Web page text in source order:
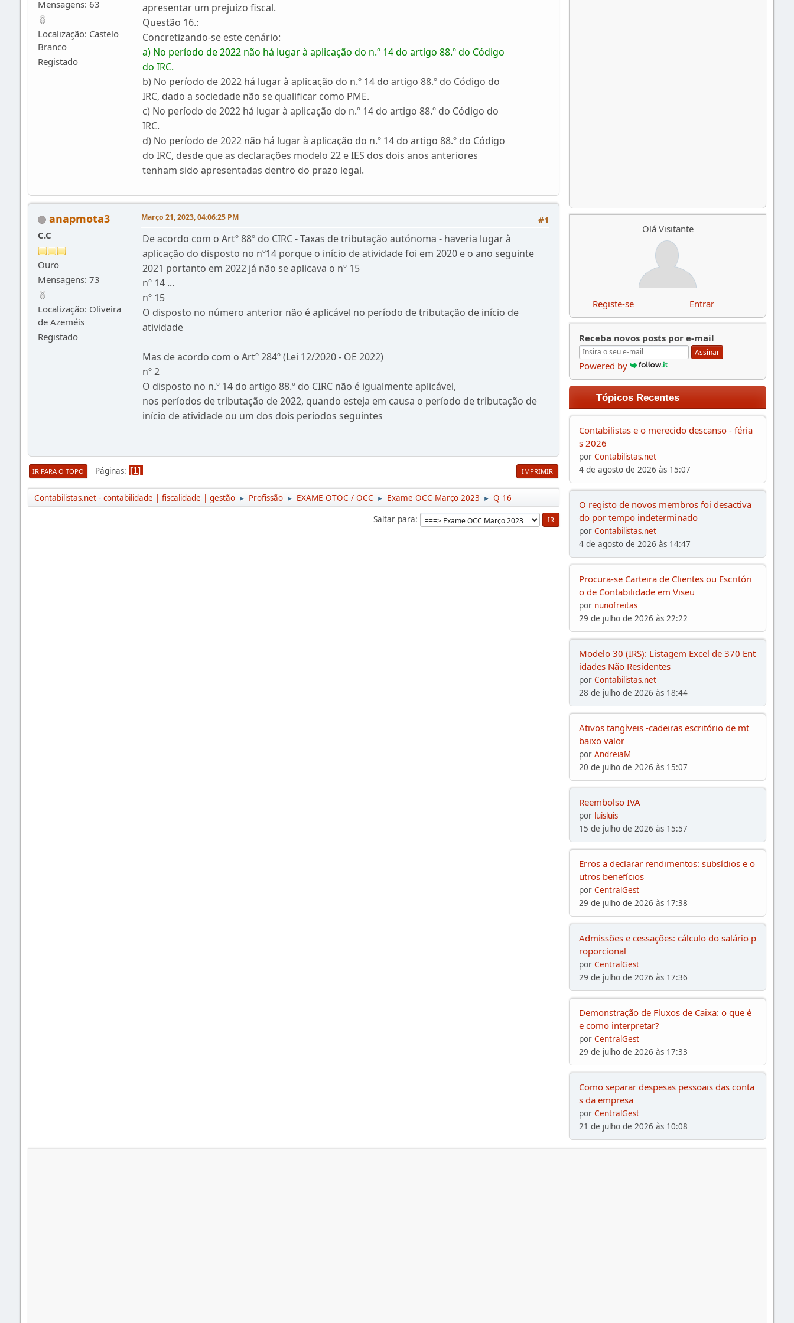
Mensagens: 63
Localização: Castelo
Branco
Registado
apresentar um prejuízo fiscal.
Questão 16.:
Concretizando-se este cenário:
a) No período de 2022 não há lugar à aplicação do n.º 14 do artigo 88.º do Código
do IRC.
b) No período de 2022 há lugar à aplicação do n.º 14 do artigo 88.º do Código do
IRC, dado a sociedade não se qualificar como PME.
c) No período de 2022 há lugar à aplicação do n.º 14 do artigo 88.º do Código do
IRC.
d) No período de 2022 não há lugar à aplicação do n.º 14 do artigo 88.º do Código
do IRC, desde que as declarações modelo 22 e IES dos dois anos anteriores
tenham sido apresentadas dentro do prazo legal.
anapmota3
C.C
Ouro
Mensagens: 73
Localização: Oliveira
de Azeméis
Registado
#1
Março 21, 2023, 04:06:25 PM
De acordo com o Artº 88º do CIRC - Taxas de tributação autónoma - haveria lugar à
aplicação do disposto no nº14 porque o início de atividade foi em 2020 e o ano seguinte
2021 portanto em 2022 já não se aplicava o nº 15
nº 14 ...
nº 15
O disposto no número anterior não é aplicável no período de tributação de início de
atividade
Mas de acordo com o Artº 284º (Lei 12/2020 - OE 2022)
nº 2
O disposto no n.º 14 do artigo 88.º do CIRC não é igualmente aplicável,
nos períodos de tributação de 2022, quando esteja em causa o período de tributação de
início de atividade ou um dos dois períodos seguintes
IMPRIMIR
IR PARA O TOPO Páginas 1
Contabilistas.net - contabilidade | fiscalidade | gestão ► Profissão ► EXAME OTOC / OCC ► Exame OCC Março 2023 ►
Q 16
Saltar para
Olá Visitante
Registe-se Entrar
Receba novos posts por e-mail
Assinar
Powered by
Tópicos Recentes
Contabilistas e o merecido descanso - féria
s 2026
porContabilistas.net
4 de agosto de 2026 às 15:07
O registo de novos membros foi desactiva
do por tempo indeterminado
porContabilistas.net
4 de agosto de 2026 às 14:47
Procura-se Carteira de Clientes ou Escritóri
o de Contabilidade em Viseu
por nunofreitas
29 de julho de 2026 às 22:22
Modelo 30 (IRS): Listagem Excel de 370 Ent
idades Não Residentes
porContabilistas.net
28 de julho de 2026 às 18:44
Ativos tangíveis -cadeiras escritório de mt
baixo valor
porAndreiaM
20 de julho de 2026 às 15:07
Reembolso IVA
por luisluis
15 de julho de 2026 às 15:57
Erros a declarar rendimentos: subsídios e o
utros benefícios
porCentralGest
29 de julho de 2026 às 17:38
Admissões e cessações: cálculo do salário p
roporcional
porCentralGest
29 de julho de 2026 às 17:36
Demonstração de Fluxos de Caixa: o que é
e como interpretar?
porCentralGest
29 de julho de 2026 às 17:33
Como separar despesas pessoais das conta
s da empresa
porCentralGest
21 de julho de 2026 às 10:08